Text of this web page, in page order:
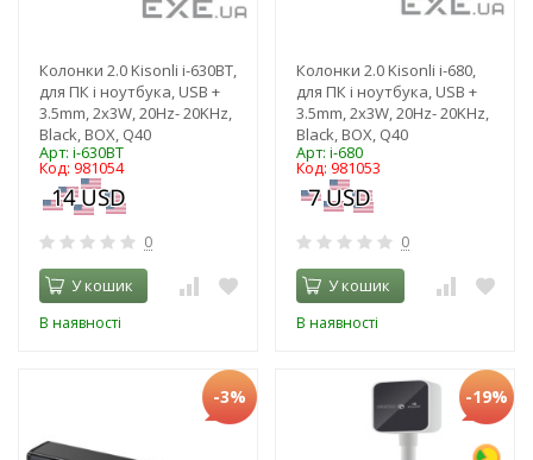
Колонки 2.0 Kisonli i-630BT,
для ПК і ноутбука, USB +
3.5mm, 2x3W, 20Hz- 20KHz,
Black, BOX, Q40
Арт: i-630BT
Код: 981054
0
У кошик
В наявності
Колонки 2.0 Kisonli i-680,
для ПК і ноутбука, USB +
3.5mm, 2x3W, 20Hz- 20KHz,
Black, BOX, Q40
Арт: i-680
Код: 981053
0
У кошик
В наявності
-3% -19%